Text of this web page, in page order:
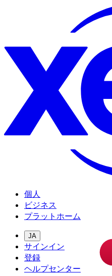
個人
ビジネス
プラットホーム
JA
サインイン
登録
ヘルプセンター